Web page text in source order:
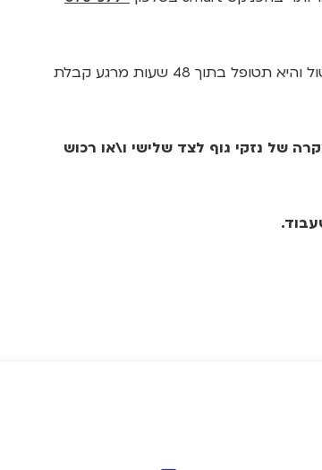
אם בכל זאת ברצונך לבטל את ביטוח המשכנתא, ניתן להגיש בקשה לביטול והיא תטופל בתוך 48 שעות מרגע קבלת
של נזקי גוף לצד שלישי ו\או רכוש